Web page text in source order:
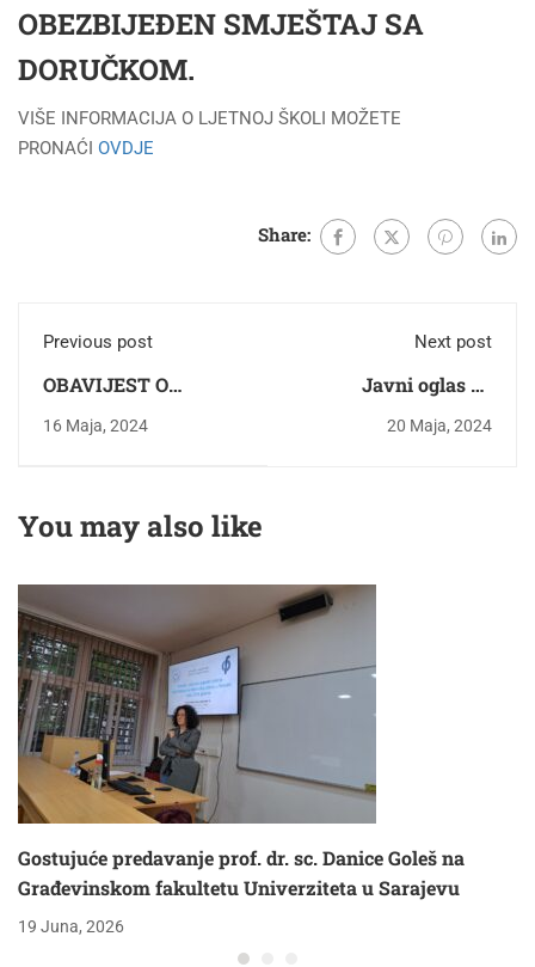
OBEZBIJEĐEN SMJEŠTAJ SA
DORUČKOM.
VIŠE INFORMACIJA O LJETNOJ ŠKOLI MOŽETE
PRONAĆI OVDJE
Share:
Previous post
OBAVIJEST O
ODBRANI
16 Maja, 2024
Next post
Javni oglas za
prodaju dijelova
20 Maja, 2024
You may also like
Gostujuće predavanje prof. dr. sc. Danice Goleš na
Građevinskom fakultetu Univerziteta u Sarajevu
19 Juna, 2026